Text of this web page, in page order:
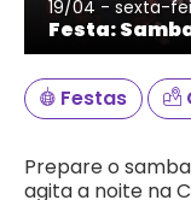
19/04 - sexta-
Festa:
Festas
Prepare o
agita a noite na